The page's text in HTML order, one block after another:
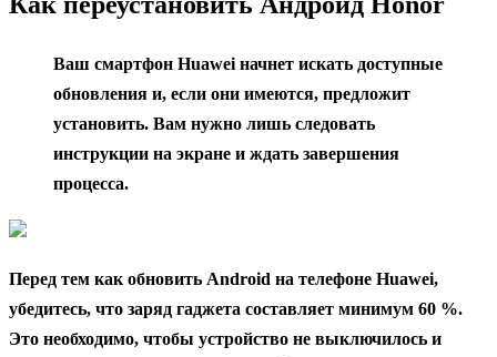
Ваш смартфон Huawei начнет искать доступные
обновления и, если они имеются, предложит
установить. Вам нужно лишь следовать
инструкции на экране и ждать завершения
процесса.
Перед тем как обновить Android на телефоне Huawei,
убедитесь, что заряд гаджета составляет минимум 60 %.
Это необходимо, чтобы устройство не выключилось и